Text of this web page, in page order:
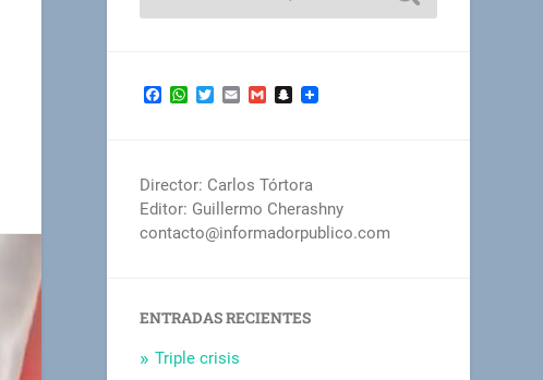
Facebook
WhatsApp
TwitterEmailGmailSnapchat
Director: Carlos Tórtora
Editor: Guillermo Cherashny
contacto@informadorpublico.com
ENTRADAS RECIENTES
Triple crisis